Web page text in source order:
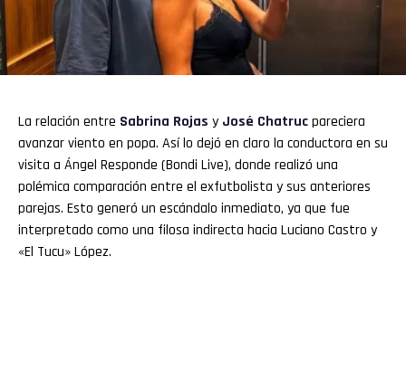
La relación entre Sabrina Rojas y José Chatrucpareciera
avanzar viento en popa. Así lo dejó en claro la conductora en su
visita a Ángel Responde (Bondi Live), donde realizó una
polémica comparación entre el exfutbolista y sus anteriores
parejas. Esto generó un escándalo inmediato, ya que fue
interpretado como una filosa indirecta hacia Luciano Castro y
«El Tucu» López.